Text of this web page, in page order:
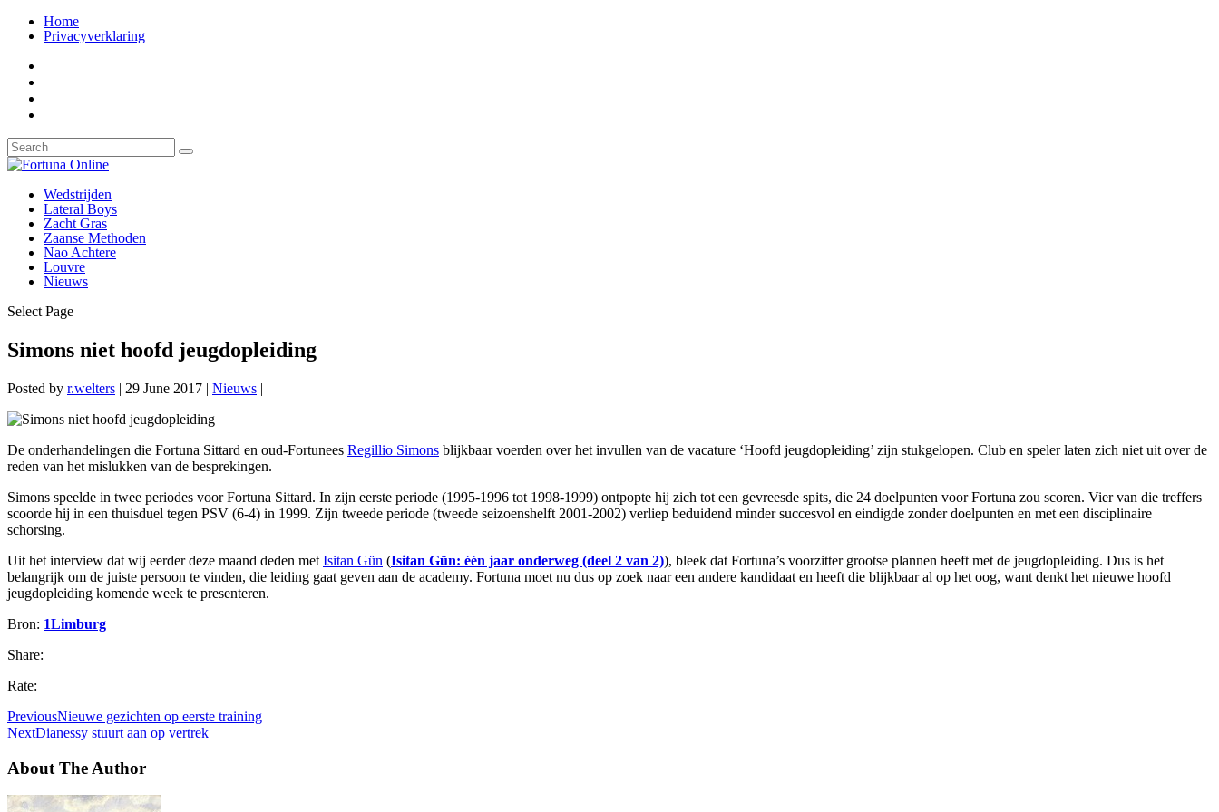
Home
Privacyverklaring
Wedstrijden
Lateral Boys
Zacht Gras
Zaanse Methoden
Nao Achtere
Louvre
Nieuws
Select Page
Simons niet hoofd jeugdopleiding
Posted by r.welters | 29 June 2017 | Nieuws |
De onderhandelingen die Fortuna Sittard en oud-Fortunees Regillio Simons blijkbaar voerden over het invullen van de vacature ‘Hoofd jeugdopleiding’ zijn stukgelopen. Club en speler laten zich niet uit over de
reden van het mislukken van de besprekingen.
Simons speelde in twee periodes voor Fortuna Sittard. In zijn eerste periode (1995-1996 tot 1998-1999) ontpopte hij zich tot een gevreesde spits, die 24 doelpunten voor Fortuna zou scoren. Vier van die treffers
scoorde hij in een thuisduel tegen PSV (6-4) in 1999. Zijn tweede periode (tweede seizoenshelft 2001-2002) verliep beduidend minder succesvol en eindigde zonder doelpunten en met een disciplinaire
schorsing.
Uit het interview dat wij eerder deze maand deden met Isitan Gün (Isitan Gün: één jaar onderweg (deel 2 van 2)), bleek dat Fortuna’s voorzitter grootse plannen heeft met de jeugdopleiding. Dus is het
belangrijk om de juiste persoon te vinden, die leiding gaat geven aan de academy. Fortuna moet nu dus op zoek naar een andere kandidaat en heeft die blijkbaar al op het oog, want denkt het nieuwe hoofd
jeugdopleiding komende week te presenteren.
Bron: 1Limburg
Share:
Rate:
PreviousNieuwe gezichten op eerste training
NextDianessy stuurt aan op vertrek
About The Author